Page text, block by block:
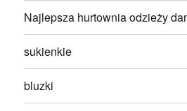
Najlepsza hurtownia odzieży
sukienkie
bluzki